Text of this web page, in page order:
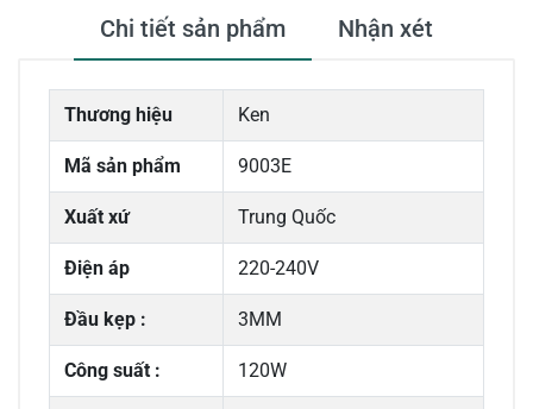
Chi tiết sản phẩm Nhận xét
Thương hiệu Ken
Mã sản phẩm 9003E
Xuất xứ Trung Quốc
Điện áp 220-240V
Đầu kẹp : 3MM
Công suất : 120W